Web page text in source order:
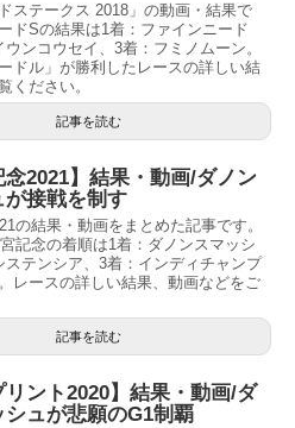
ステークス 2018」の動画・結果で
ドSの結果は1着：ファインニード
ンコウセイ、3着：フミノムーン。
ドル」が勝利したレースの詳しい結
ください。
記事を読む
念2021】結果・動画/ダノン
が接戦を制す
の結果・動画をまとめた記事です。
記念の着順は1着：ダノンスマッシ
ステンシア、3着：インディチャンプ
レースの詳しい結果、動画などをご
記事を読む
リント2020】結果・動画/ダ
シュが悲願のG1制覇